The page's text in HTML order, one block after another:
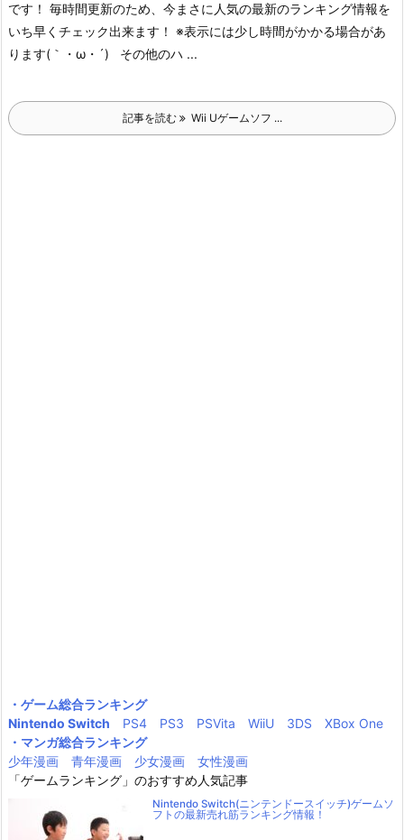
です！ 毎時間更新のため、今まさに人気の最新のランキング情報を
いち早くチェック出来ます！ ※表示には少し時間がかかる場合があ
ります(｀・ω・´) その他のハ ...
記事を読む Wii Uゲームソフ ...
・ゲーム総合ランキング
Nintendo Switch
PS4 PS3 PSVita WiiU 3DS
XBox One
・マンガ総合ランキング
少年漫画
青年漫画 少女漫画
女性漫画
「ゲームランキング」のおすすめ人気記事
Nintendo Switch(ニンテンドースイッチ)ゲームソ
フトの最新売れ筋ランキング情報！